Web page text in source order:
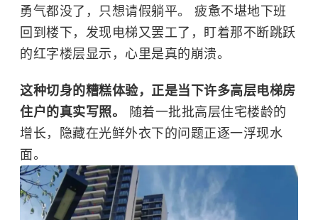
勇气都没了，只想请假躺平。 疲惫不堪地下班
回到楼下，发现电梯又罢工了，盯着那不断跳跃
的红字楼层显示，心里是真的崩溃。
这种切身的糟糕体验，正是当下许多高层电梯房
住户的真实写照。
随着一批批高层住宅楼龄的
增长，隐藏在光鲜外衣下的问题正逐一浮现水
面。